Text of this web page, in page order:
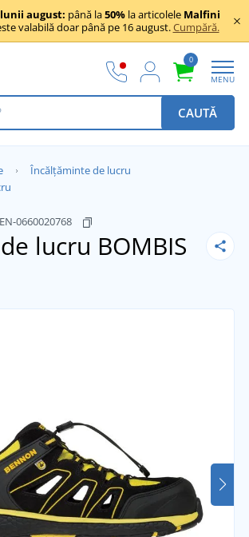
august: până la50% la articolele Malfini
valabilă doar până pe 16 august.Cumpără.
0
MENU
CAUTĂ
Încălțăminte de lucru
0660020768
lucru BOMBIS